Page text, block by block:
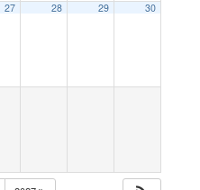
27 28 29 30